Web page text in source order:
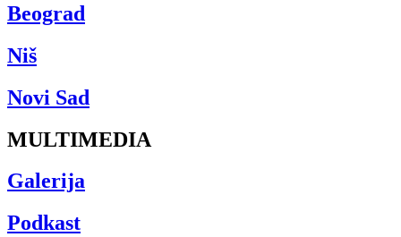
Beograd
Niš
Novi Sad
MULTIMEDIA
Galerija
Podkast